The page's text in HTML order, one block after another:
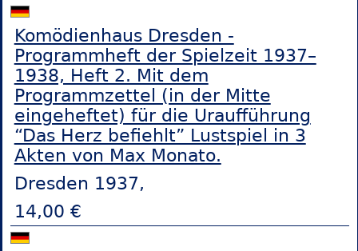
Komödienhaus Dresden -
Programmheft der Spielzeit 1937–
1938, Heft 2. Mit dem
Programmzettel (in der Mitte
eingeheftet) für die Uraufführung
“Das Herz befiehlt” Lustspiel in 3
Akten von Max Monato.
Dresden 1937,
14,00 €